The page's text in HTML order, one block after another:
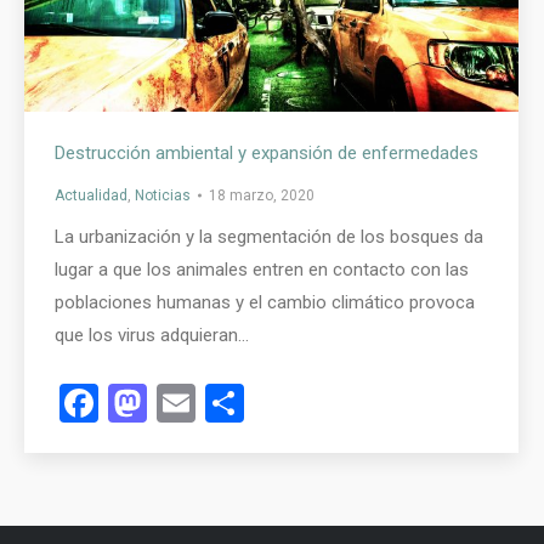
Destrucción ambiental y expansión de enfermedades
Actualidad , Noticias 18 marzo, 2020
La urbanización y la segmentación de los bosques da
lugar a que los animales entren en contacto con las
poblaciones humanas y el cambio climático provoca
que los virus adquieran…
Facebook
Mastodon
Email